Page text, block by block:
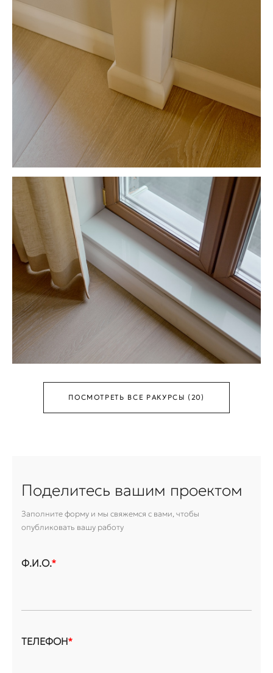
ПОСМОТРЕТЬ ВСЕ РАКУРСЫ (20)
Поделитесь вашим проектом
Заполните форму и мы свяжемся с вами, чтобы
опубликовать вашу работу
Ф.И.О.*
ТЕЛЕФОН*